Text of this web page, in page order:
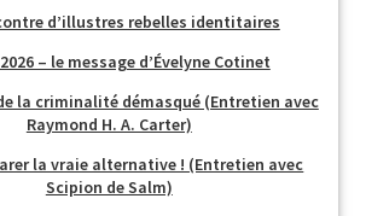
d’illustres rebelles identitaires
– le message d’Évelyne Cotinet
la criminalité démasqué (Entretien avec
Raymond H. A. Carter)
la vraie alternative ! (Entretien avec
Scipion de Salm)